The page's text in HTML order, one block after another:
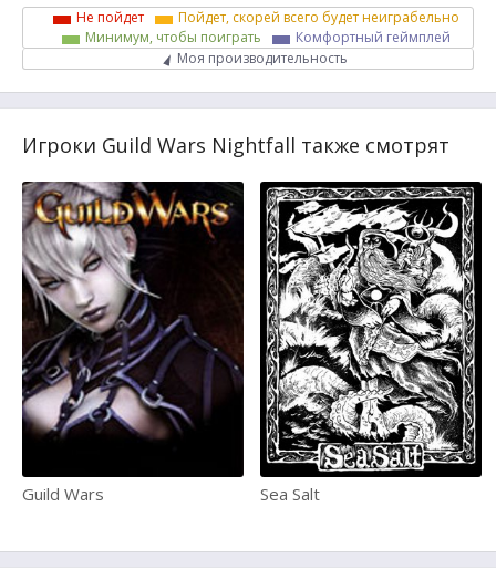
Не пойдет
Пойдет, скорей всего будет неиграбельно
Минимум, чтобы поиграть
Комфортный геймплей
Моя производительность
Игроки Guild Wars Nightfall также смотрят
Guild Wars Sea Salt